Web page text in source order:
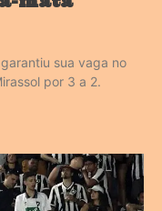
sua vaga no
por 3 a 2.